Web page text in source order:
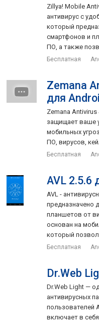
вредоносные
обновлению базы
быть настроен на
расписанию, благодаря
помнить о
настройте
В целом, приложение
ПО, которое найдет
шпионские
вредоносное ПО без
аккумулятор или
Zillya! Mobile
антивирус с
который
смартфонов и
ПО, а также
Бесплатная
Zemana
для
Zemana
защищает ваше
мобильных
ПО, вирусов,
Бесплатная
AVL 2.5.6
AVL -
предназначено
планшетов от
основан на
который
Бесплатная
Dr.Web
Dr.Web Light —
антивирусных
пользователей
включает в